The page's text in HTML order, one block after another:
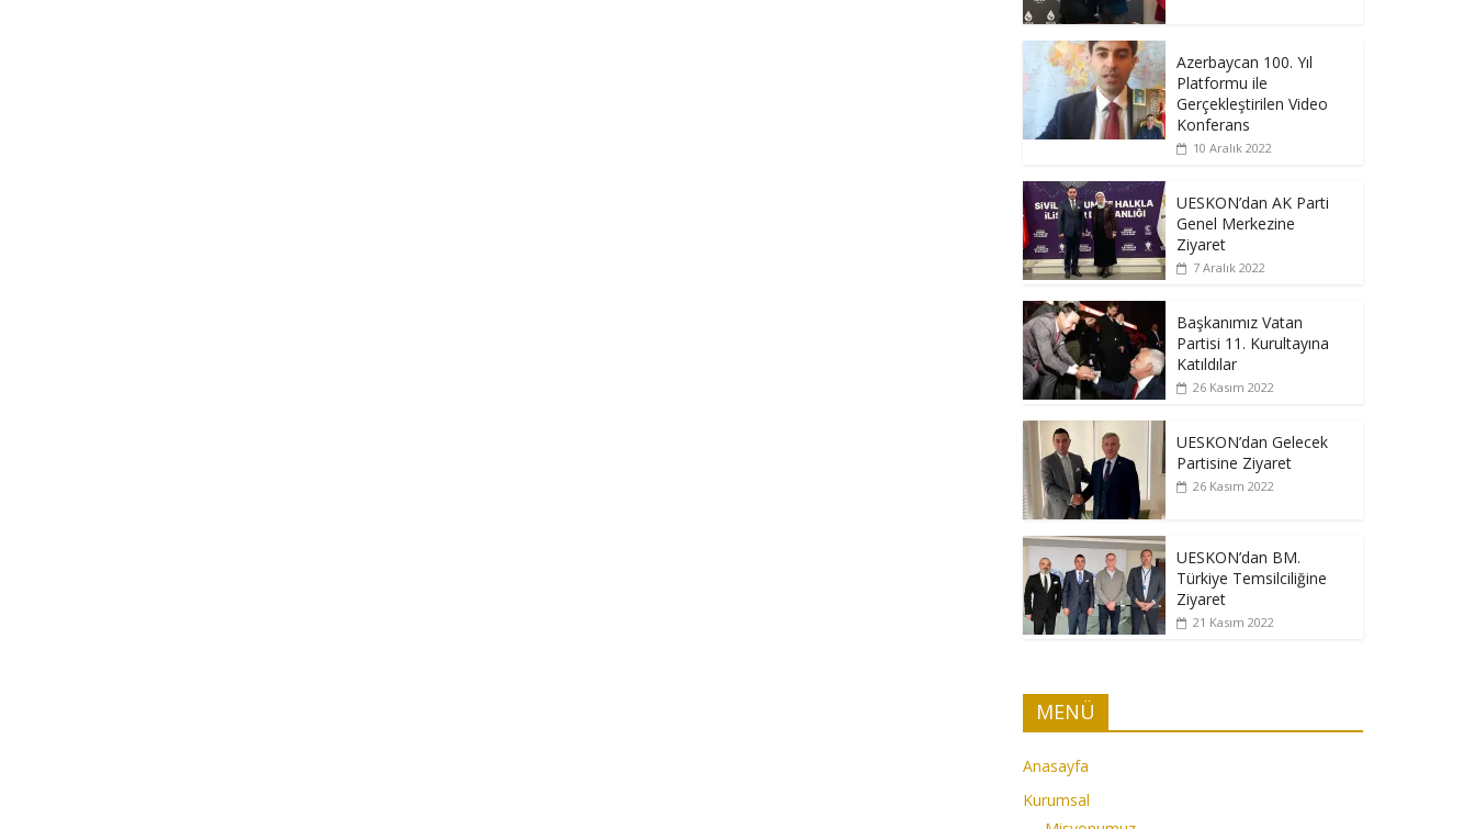
Azerbaycan 100. Yıl
Platformu ile
Gerçekleştirilen Video
Konferans
10 Aralık 2022
UESKON’dan AK Parti
Genel Merkezine
Ziyaret
7 Aralık 2022
Başkanımız Vatan
Partisi 11. Kurultayına
Katıldılar
26 Kasım 2022
UESKON’dan Gelecek
Partisine Ziyaret
26 Kasım 2022
UESKON’dan BM.
Türkiye Temsilciliğine
Ziyaret
21 Kasım 2022
MENÜ
Anasayfa
Kurumsal